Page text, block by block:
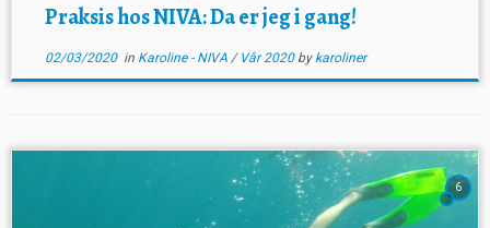
Praksis hos NIVA: Da er jeg i gang!
02/03/2020in Karoline - NIVA / Vår 2020 by karoliner
6